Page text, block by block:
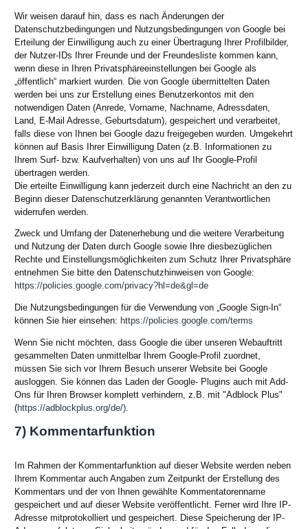
Wir weisen darauf hin, dass es nach Änderungen der
Datenschutzbedingungen und Nutzungsbedingungen von Google bei
Erteilung der Einwilligung auch zu einer Übertragung Ihrer Profilbilder,
der Nutzer-IDs Ihrer Freunde und der Freundesliste kommen kann,
wenn diese in Ihren Privatsphäreeinstellungen bei Google als
„öffentlich“ markiert wurden. Die von Google übermittelten Daten
werden bei uns zur Erstellung eines Benutzerkontos mit den
notwendigen Daten (Anrede, Vorname, Nachname, Adressdaten,
Land, E-Mail Adresse, Geburtsdatum), gespeichert und verarbeitet,
falls diese von Ihnen bei Google dazu freigegeben wurden. Umgekehrt
können auf Basis Ihrer Einwilligung Daten (z.B. Informationen zu
Ihrem Surf- bzw. Kaufverhalten) von uns auf Ihr Google-Profil
übertragen werden.
Die erteilte Einwilligung kann jederzeit durch eine Nachricht an den zu
Beginn dieser Datenschutzerklärung genannten Verantwortlichen
widerrufen werden.
Zweck und Umfang der Datenerhebung und die weitere Verarbeitung
und Nutzung der Daten durch Google sowie Ihre diesbezüglichen
Rechte und Einstellungsmöglichkeiten zum Schutz Ihrer Privatsphäre
entnehmen Sie bitte den Datenschutzhinweisen von Google:
https://policies.google.com/privacy?hl=de&gl=de
Die Nutzungsbedingungen für die Verwendung von „Google Sign-In“
können Sie hier einsehen: https://policies.google.com/terms
Wenn Sie nicht möchten, dass Google die über unseren Webauftritt
gesammelten Daten unmittelbar Ihrem Google-Profil zuordnet,
müssen Sie sich vor Ihrem Besuch unserer Website bei Google
ausloggen. Sie können das Laden der Google- Plugins auch mit Add-
Ons für Ihren Browser komplett verhindern, z.B. mit "Adblock Plus"
(https://adblockplus.org/de/).
7) Kommentarfunktion
Im Rahmen der Kommentarfunktion auf dieser Website werden neben
Ihrem Kommentar auch Angaben zum Zeitpunkt der Erstellung des
Kommentars und der von Ihnen gewählte Kommentatorenname
gespeichert und auf dieser Website veröffentlicht. Ferner wird Ihre IP-
Adresse mitprotokolliert und gespeichert. Diese Speicherung der IP-